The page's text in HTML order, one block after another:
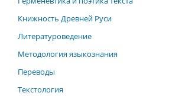
Книжность Древней Руси
Литературоведение
Методология языкознания
Переводы
Текстология